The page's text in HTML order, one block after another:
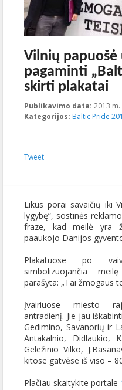
Vilnių papuošė
pagaminti
skirti plakatai
Publikavimo data: 2013 m.
Kategorijos: Baltic Pride
Tweet
Likus porai savaičių iki
lygybę“, sostinės
fraze, kad meilė yra
paaukojo Danijos
Plakatuose po
simbolizuojančia
parašyta: „Tai žmogaus
Įvairiuose miesto
antradienį. Jie jau
Gedimino, Savanorių ir
Antakalnio, Didlaukio,
Geležinio Vilko,
kitose gatvėse iš viso –
Plačiau skaitykite portale